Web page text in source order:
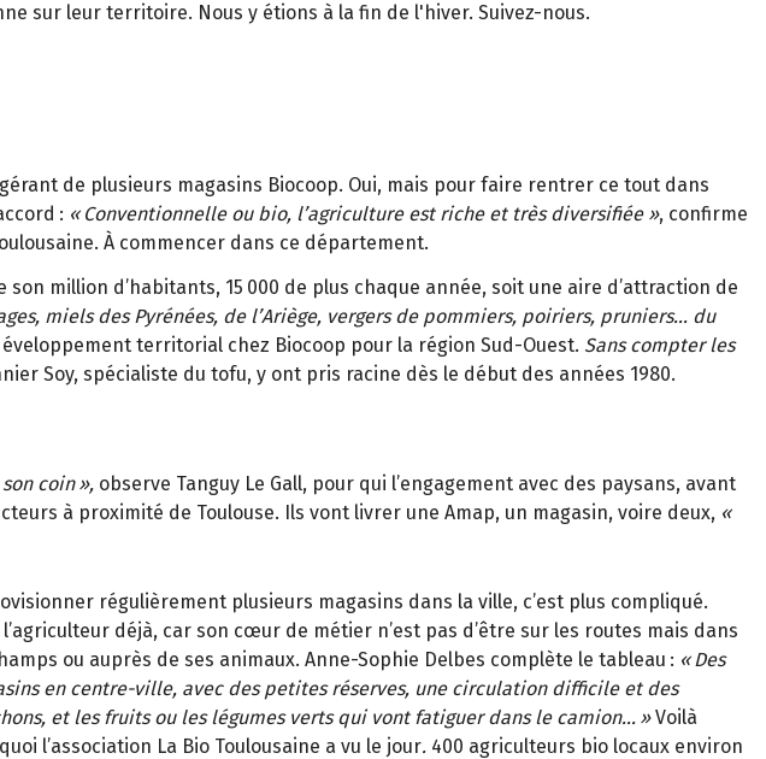
sur leur territoire. Nous y étions à la fin de l'hiver. Suivez-nous.
de plusieurs magasins Biocoop. Oui, mais pour faire rentrer ce tout dans
: « Conventionnelle ou bio, l’agriculture est riche et très diversifiée », confirme
À commencer dans ce département.
son million d’habitants, 15 000 de plus chaque année, soit une aire d’attraction de
miels des Pyrénées, de l’Ariège, vergers de pommiers, poiriers, pruniers… du
territorial chez Biocoop pour la région Sud-Ouest. Sans compter les
Soy, spécialiste du tofu, y ont pris racine dès le début des années 1980.
coin », observe Tanguy Le Gall, pour qui l’engagement avec des paysans, avant
à proximité de Toulouse. Ils vont livrer une Amap, un magasin, voire deux, «
régulièrement plusieurs magasins dans la ville, c’est plus compliqué.
l’agriculteur déjà, car son cœur de métier n’est pas d’être sur les routes mais dans
ou auprès de ses animaux. Anne-Sophie Delbes complète le tableau : « Des
en centre-ville, avec des petites réserves, une circulation difficile et des
et les fruits ou les légumes verts qui vont fatiguer dans le camion… » Voilà
l’association La Bio Toulousaine a vu le jour. 400 agriculteurs bio locaux environ